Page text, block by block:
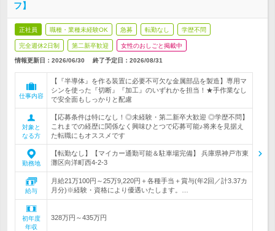
フ】
正社員 職種・業種未経験OK 急募 転勤なし 学歴不問
完全週休2日制 第二新卒歓迎 女性のおしごと掲載中
情報更新日：2026/06/30 終了予定日： 2026/08/31
仕事内容
【『半導体』を作る装置に必要不可欠な金属部品を製造】専用マ
シンを使った『切断』『加工』のいずれかを担当！★手作業なし
で安全面もしっかりと配慮
対象と
なる方
【応募条件は特になし！◎未経験・第二新卒大歓迎 ◎学歴不問】
これまでの経歴に関係なく興味ひとつで応募可能♪将来を見据え
た転職にもオススメです
勤務地
【転勤なし】【マイカー通勤可能＆駐車場完備】 兵庫県神戸市東
灘区向洋町西4-2-3
給与
月給21万100円～25万9,220円＋各種手当＋賞与(年2回／計3.37カ
月分)※経験・資格により優遇いたします。…
初年度
年収
328万円～435万円